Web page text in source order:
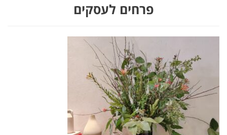
פרחים לעסקים